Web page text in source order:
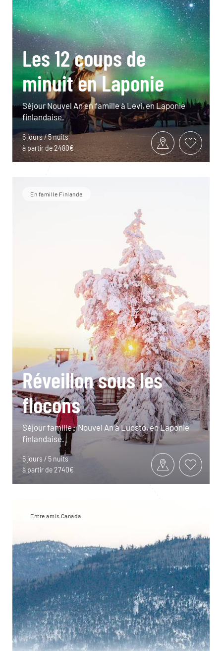
Les 12 coups de
minuit en Laponie
Séjour Nouvel An en famille à Levi, en Laponie
finlandaise.
6 jours / 5 nuits
à partir de 2480€
En famille Finlande
Réveillon sous les
flocons
Séjour famille : Nouvel An à Luosto, en Laponie
finlandaise.
6 jours / 5 nuits
à partir de 2740€
Entre amis Canada